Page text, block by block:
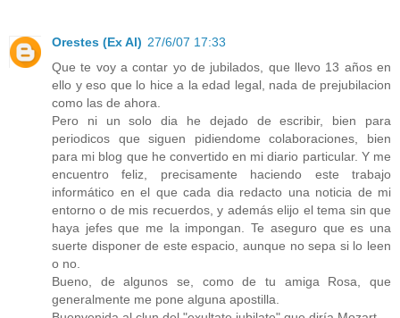
Orestes (Ex Al) 27/6/07 17:33
Que te voy a contar yo de jubilados, que llevo 13 años en
ello y eso que lo hice a la edad legal, nada de prejubilacion
como las de ahora.
Pero ni un solo dia he dejado de escribir, bien para
periodicos que siguen pidiendome colaboraciones, bien
para mi blog que he convertido en mi diario particular. Y me
encuentro feliz, precisamente haciendo este trabajo
informático en el que cada dia redacto una noticia de mi
entorno o de mis recuerdos, y además elijo el tema sin que
haya jefes que me la impongan. Te aseguro que es una
suerte disponer de este espacio, aunque no sepa si lo leen
o no.
Bueno, de algunos se, como de tu amiga Rosa, que
generalmente me pone alguna apostilla.